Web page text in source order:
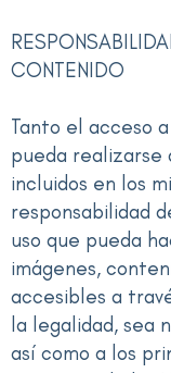
CONTENIDO
Tanto el acceso
pueda realizarse
incluidos en los
responsabilidad
uso que pueda
imágenes,
accesibles a
la legalidad, sea
así como a los